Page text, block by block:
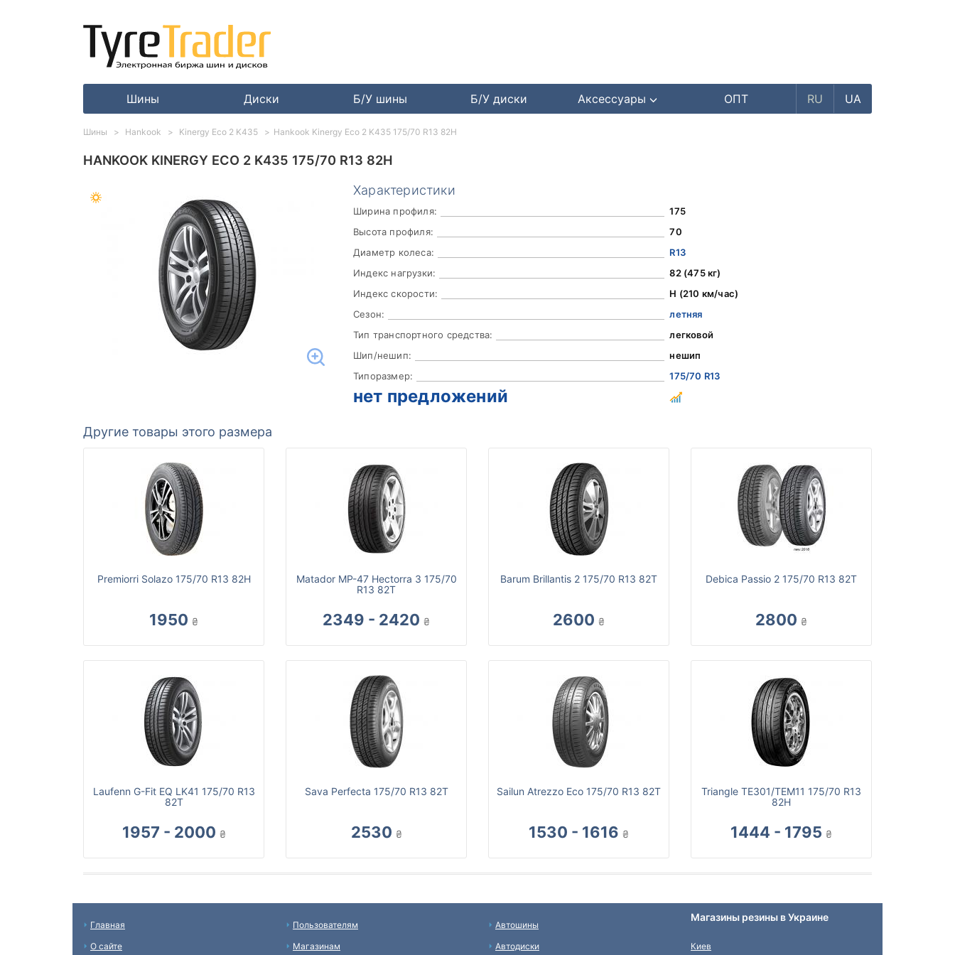
Шины Диски Б/У шины Б/У диски Аксессуары ОПТ RU UA
HANKOOK KINERGY ECO 2 K435 175/70 R13 82H
Характеристики
Ширина профиля:
175
Высота профиля:
70
Диаметр колеса:
R13
Индекс нагрузки:
82 (475 кг)
Индекс скорости:
H (210 км/час)
Сезон:
летняя
Тип транспортного средства:
легковой
Шип/нешип:
нешип
Типоразмер:
175/70 R13
нет предложений
Другие товары этого размера
Premiorri Solazo 175/70 R13 82H
1950 ₴
Matador MP-47 Hectorra 3 175/70
R13 82T
2349 - 2420 ₴
Barum Brillantis 2 175/70 R13 82T
2600 ₴
Debica Passio 2 175/70 R13 82T
2800 ₴
Laufenn G-Fit EQ LK41 175/70 R13
82T
1957 - 2000 ₴
Sava Perfecta 175/70 R13 82T
2530 ₴
Sailun Atrezzo Eco 175/70 R13 82T
1530 - 1616 ₴
Triangle TE301/TEM11 175/70 R13
82H
1444 - 1795 ₴
Шины Hankook Kinergy Eco 2 K435 Hankook Kinergy Eco 2 K435 175/70 R13 82H
Главная
О сайте
Пользователям
Магазинам
Автошины
Автодиски
Магазины резины в Украине
Киев